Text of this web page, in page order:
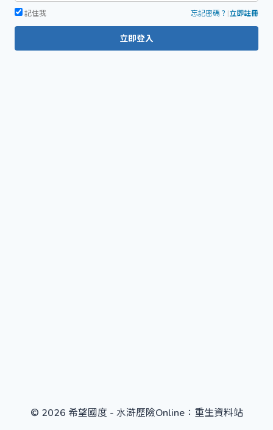
記住我 忘記密碼？ |立即註冊
立即登入
© 2026 希望國度 - 水滸歷險Online：重生資料站